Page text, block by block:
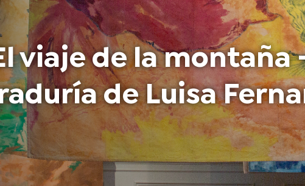
viaje de la montaña
de Luisa